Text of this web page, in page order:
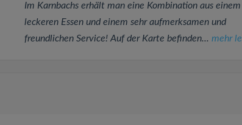
Im Karnbachs erhält man eine Kombination aus einem
leckeren Essen und einem sehr aufmerksamen und
freundlichen Service! Auf der Karte befinden... mehr